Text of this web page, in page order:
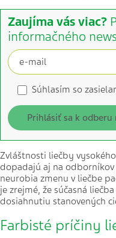
Zaujíma vás viac?
informačného
Súhlasím so
Prihlásiť sa k odberu
Zvláštnosti liečby
dopadajú aj na odborníkov
neurobia zmenu v liečbe
je zrejmé, že súčasná
dosiahnutiu stanovených
Farbisté príčiny